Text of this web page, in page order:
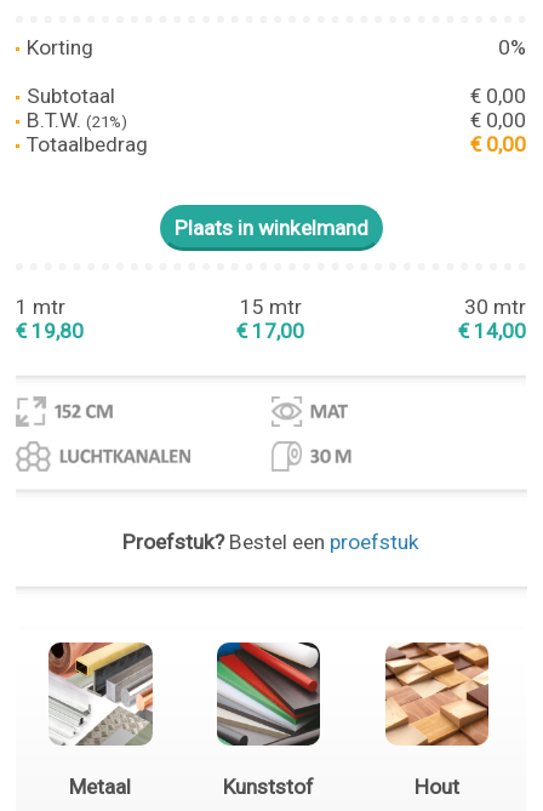
Korting
0%
Subtotaal
€ 0,00
B.T.W.(21%)
€ 0,00
Totaalbedrag
€ 0,00
1 mtr
€ 19,80
15 mtr
€ 17,00
30 mtr
€ 14,00
Proefstuk?Bestel een proefstuk
Metaal Kunststof Hout